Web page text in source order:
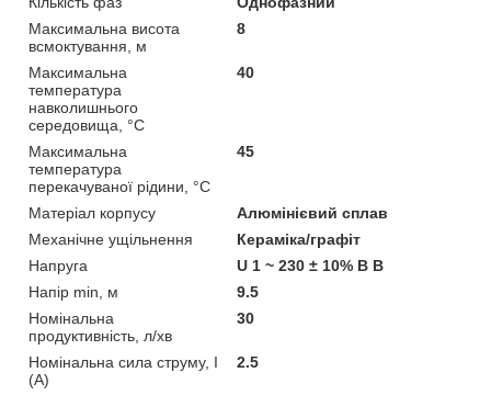
Максимальна висота
всмоктування, м
8
Максимальна
температура
навколишнього
середовища, °C
40
Максимальна
температура
перекачуваної рідини, °C
45
Матеріал корпусу
Алюмінієвий сплав
Механічне ущільнення
Кераміка/графіт
Напруга
U 1 ~ 230 ± 10% В В
Напір min, м
9.5
Номінальна
продуктивність, л/хв
30
Номінальна сила струму, I
(А)
2.5